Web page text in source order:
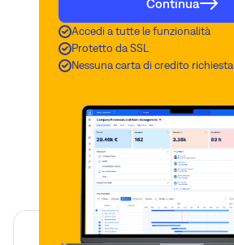
Accedi a tutte le funzionalità
Protetto da SSL
Nessuna carta di credito richiesta